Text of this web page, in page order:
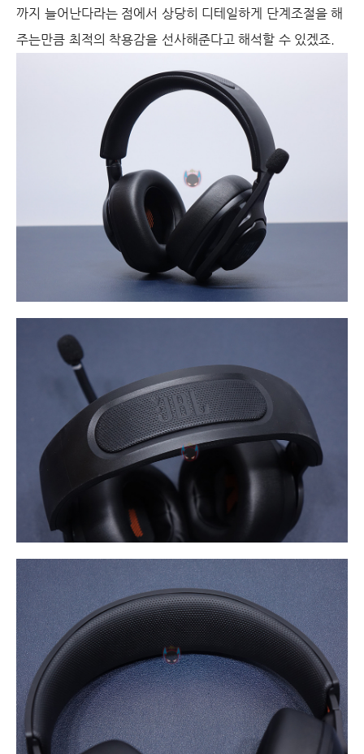
까지 늘어난다라는 점에서 상당히 디테일하게 단계조절을 해
주는만큼 최적의 착용감을 선사해준다고 해석할 수 있겠죠.